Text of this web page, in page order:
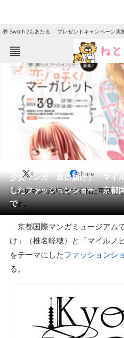
🎁 Switch 2もあたる！ プレゼントキャンペーン実
ねとらぼメニュー
ニュ
エンタメ クイ
グルメ 地域
教育
リ
会員記事
メディア
注目記事を集めた総合ページ
ITの今と未来を見通す
スマホと通信の最新トレンド
好きが集まる 比べて選べる
ビジネスと働き方のヒント
少女マンガ「君に届け」「マイ
したファッションショー 京都
で
X Share
「少女マンガが教えてくれた可愛く
ます。
京都国際マンガミュージアム
け」（椎名軽穂）と「マイルノ
をテーマにしたファッションシ
る。